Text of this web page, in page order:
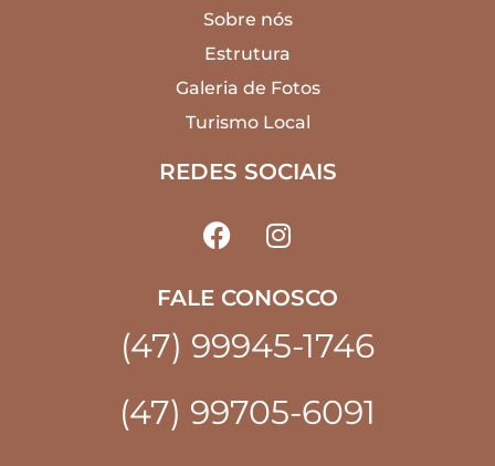
Sobre nós
Estrutura
Galeria de Fotos
Turismo Local
REDES SOCIAIS
FALE CONOSCO
(47) 99945-1746
(47) 99705-6091